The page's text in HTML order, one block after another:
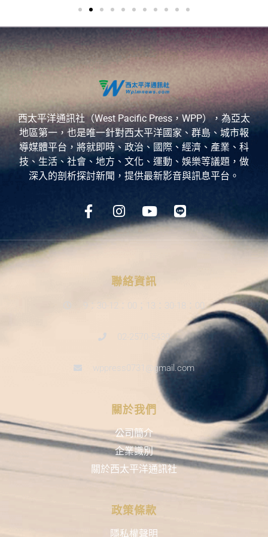
西太平洋通訊社（West Pacific Press，WPP），為亞太
地區第一，也是唯一針對西太平洋國家、群島、城市報
導媒體平台，將就即時、政治、國際、經濟、產業、科
技、生活、社會、地方、文化、運動、娛樂等議題，做
深入的剖析探討新聞，提供最新影音與訊息平台。
聯絡資訊
9：30-12：00；13：30-18：00
02-2570-5439
wppress0731@gmail.com
關於我們
公司簡介
企業識別
關於西太平洋通訊社
政策條款
隱私權聲明